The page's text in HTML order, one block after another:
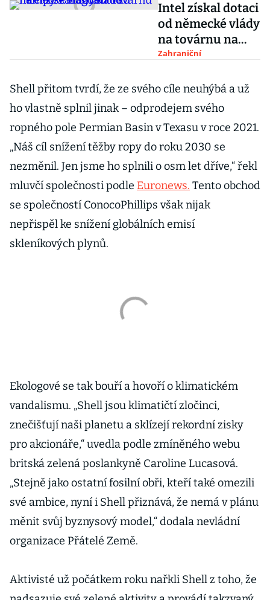
Intel získal dotaci
od německé vlády
na továrnu na
čipy v
Zahraniční
Shell přitom tvrdí, že ze svého cíle neuhýbá a už
ho vlastně splnil jinak – odprodejem svého
ropného pole Permian Basin v Texasu v roce 2021.
„Náš cíl snížení těžby ropy do roku 2030 se
nezměnil. Jen jsme ho splnili o osm let dříve,“ řekl
mluvčí společnosti podle Euronews. Tento obchod
se společností ConocoPhillips však nijak
nepřispěl ke snížení globálních emisí
skleníkových plynů.
Ekologové se tak bouří a hovoří o klimatickém
vandalismu. „Shell jsou klimatičtí zločinci,
znečišťují naši planetu a sklízejí rekordní zisky
pro akcionáře,“ uvedla podle zmíněného webu
britská zelená poslankyně Caroline Lucasová.
„Stejně jako ostatní fosilní obři, kteří také omezili
své ambice, nyní i Shell přiznává, že nemá v plánu
měnit svůj byznysový model,“ dodala nevládní
organizace Přátelé Země.
Aktivisté už počátkem roku nařkli Shell z toho, že